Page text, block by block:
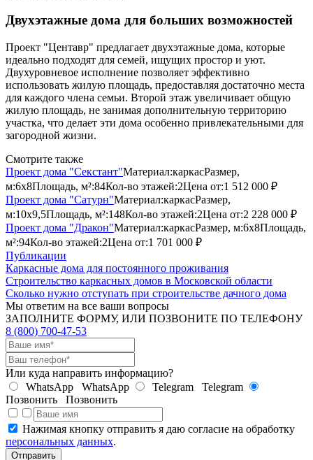
Двухэтажные дома для больших возможностей
Проект "Центавр" предлагает двухэтажные дома, которые
идеально подходят для семей, ищущих простор и уют.
Двухуровневое исполнение позволяет эффективно
использовать жилую площадь, предоставляя достаточно места
для каждого члена семьи. Второй этаж увеличивает общую
жилую площадь, не занимая дополнительную территорию
участка, что делает эти дома особенно привлекательными для
загородной жизни.
Смотрите также
Проект дома "Секстант"Материал:каркасРазмер,
м:6х8Площадь, м²:84Кол-во этажей:2Цена от:1 512 000 ₽
Проект дома "Сатурн"Материал:каркасРазмер,
м:10х9,5Площадь, м²:148Кол-во этажей:2Цена от:2 228 000 ₽
Проект дома "Дракон"Материал:каркасРазмер, м:6х8Площадь,
м²:94Кол-во этажей:2Цена от:1 701 000 ₽
Публикации
Каркасные дома для постоянного проживания
Строительство каркасных домов в Московской области
Сколько нужно отступать при строительстве дачного дома
Мы ответим на все ваши вопросы
ЗАПОЛНИТЕ ФОРМУ, ИЛИ ПОЗВОНИТЕ ПО ТЕЛЕФОНУ
8 (800) 700-47-53
Или куда направить информацию?
WhatsApp
WhatsApp Telegram
Telegram
Позвонить
Позвонить
Нажимая кнопку отправить я даю согласие на обработку
персональных данных.
Отправить